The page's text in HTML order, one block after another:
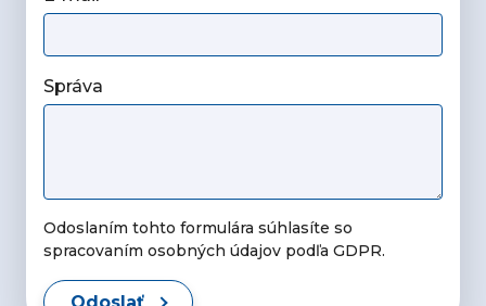
Správa
Odoslaním tohto formulára súhlasíte so
spracovaním osobných údajov podľa GDPR.
Odoslať